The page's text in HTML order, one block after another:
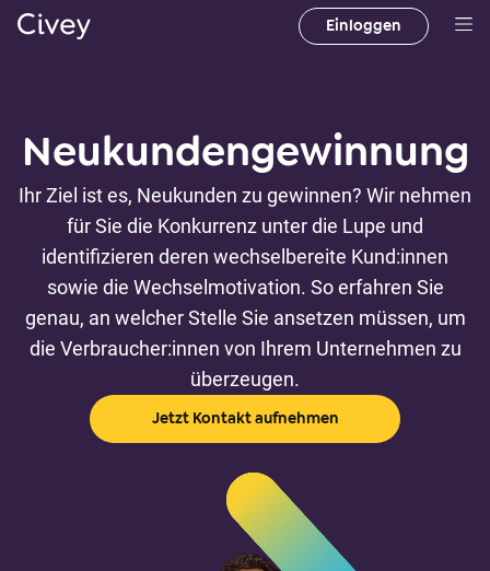
t
n
h
a
l
t
|
a
n
Einloggen
Neukundengewinnung
Ihr Ziel ist es, Neukunden zu gewinnen? Wir nehmen
für Sie die Konkurrenz unter die Lupe und
identifizieren deren wechselbereite Kund:innen
sowie die Wechselmotivation. So erfahren Sie
genau, an welcher Stelle Sie ansetzen müssen, um
die Verbraucher:innen von Ihrem Unternehmen zu
überzeugen.
Jetzt Kontakt aufnehmen